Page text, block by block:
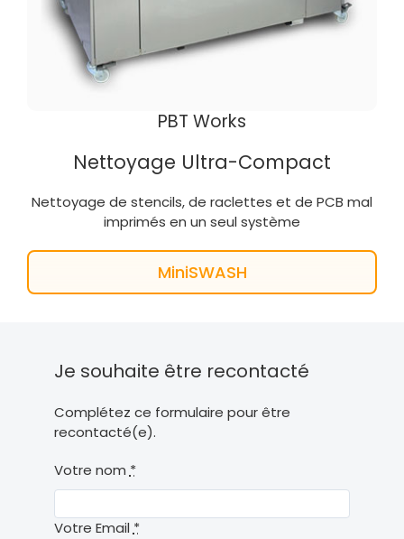
PBT Works
Nettoyage Ultra-Compact
Nettoyage de stencils, de raclettes et de PCB mal
imprimés en un seul système
MiniSWASH
Je souhaite être recontacté
Complétez ce formulaire pour être
recontacté(e).
Votre nom*
Votre Email *